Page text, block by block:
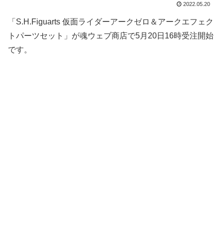
2022.05.20
「S.H.Figuarts 仮面ライダーアークゼロ＆アークエフェク
トパーツセット」が魂ウェブ商店で5月20日16時受注開始
です。